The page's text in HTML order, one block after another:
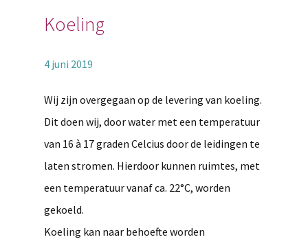
Koeling
4 juni 2019
Wij zijn overgegaan op de levering van koeling.
Dit doen wij, door water met een temperatuur
van 16 à 17 graden Celcius door de leidingen te
laten stromen. Hierdoor kunnen ruimtes, met
een temperatuur vanaf ca. 22°C, worden
gekoeld.
Koeling kan naar behoefte worden